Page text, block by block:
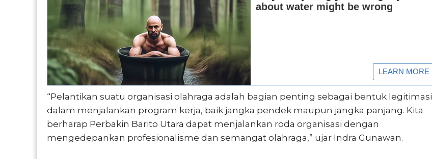
“Pelantikan suatu organisasi olahraga adalah bagian penting sebagai bentuk legitimasi
dalam menjalankan program kerja, baik jangka pendek maupun jangka panjang. Kita
berharap Perbakin Barito Utara dapat menjalankan roda organisasi dengan
mengedepankan profesionalisme dan semangat olahraga,” ujar Indra Gunawan.